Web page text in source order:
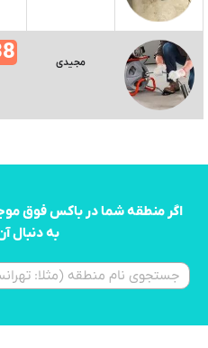
مجیدی
اگر منطقه شما در باکس فوق
به دنبال